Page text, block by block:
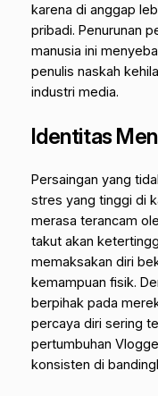
karena di anggap
pribadi. Penurunan
manusia ini
penulis naskah
industri media.
Identitas
Persaingan yang
stres yang tinggi di
merasa terancam
takut akan
memaksakan diri
kemampuan fisik.
berpihak pada
percaya diri sering
pertumbuhan
konsisten di